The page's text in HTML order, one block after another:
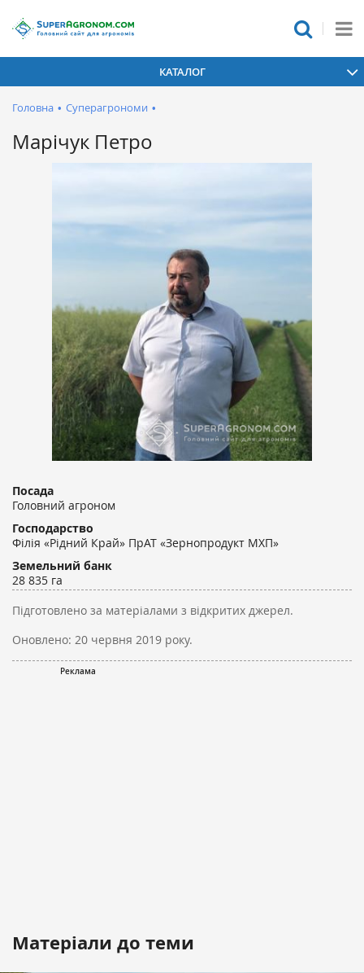
КАТАЛОГ
Головна • Суперагрономи •
Марічук Петро
Посада
Головний агроном
Господарство
Філія «Рідний Край» ПрАТ «Зернопродукт МХП»
Земельний банк
28 835 га
Підготовлено за матеріалами з відкритих джерел.
Оновлено: 20 червня 2019 року.
Матеріали до теми